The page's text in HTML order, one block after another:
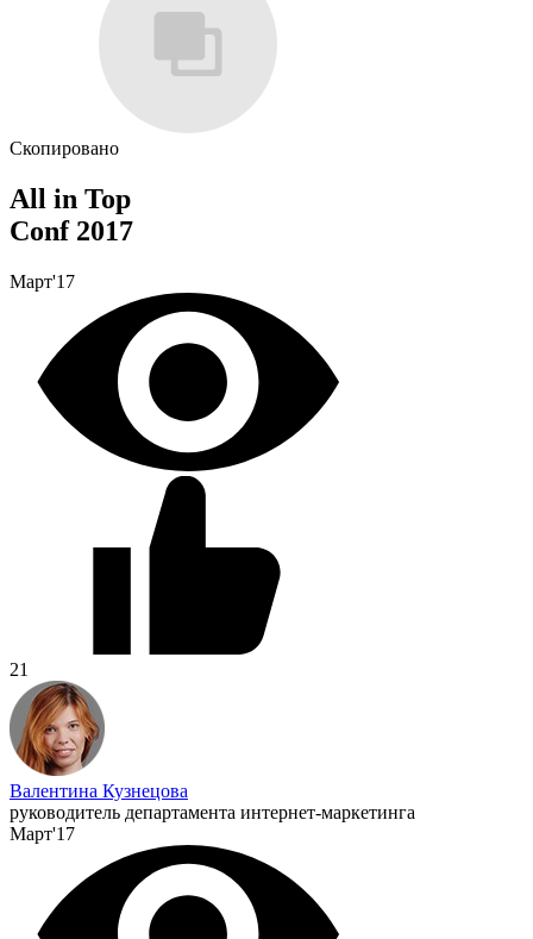
Скопировано
All in Top
Conf 2017
Март'17
21
Валентина Кузнецова
руководитель департамента интернет-маркетинга
Март'17